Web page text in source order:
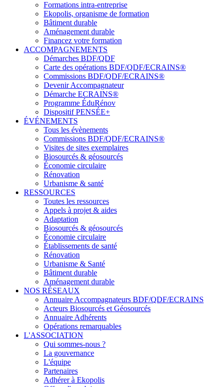
Formations intra-entreprise
Ekopolis, organisme de formation
Bâtiment durable
Aménagement durable
Financez votre formation
ACCOMPAGNEMENTS
Démarches BDF/QDF
Carte des opérations BDF/QDF/ECRAINS®
Commissions BDF/QDF/ECRAINS®
Devenir Accompagnateur
Démarche ECRAINS®
Programme ÉduRénov
Dispositif PENSÉE+
ÉVÉNEMENTS
Tous les évènements
Commissions BDF/QDF/ECRAINS®
Visites de sites exemplaires
Biosourcés & géosourcés
Économie circulaire
Rénovation
Urbanisme & santé
RESSOURCES
Toutes les ressources
Appels à projet & aides
Adaptation
Biosourcés & géosourcés
Économie circulaire
Établissements de santé
Rénovation
Urbanisme & Santé
Bâtiment durable
Aménagement durable
NOS RÉSEAUX
Annuaire Accompagnateurs BDF/QDF/ECRAINS
Acteurs Biosourcés et Géosourcés
Annuaire Adhérents
Opérations remarquables
L'ASSOCIATION
Qui sommes-nous ?
La gouvernance
L'équipe
Partenaires
Adhérer à Ekopolis